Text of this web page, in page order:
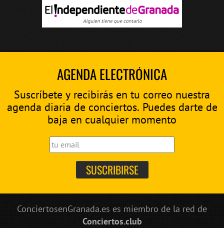
AGENDA ELECTRÓNICA
Suscríbete y recibirás en tu correo nuestra
agenda diaria de conciertos. Puedes darte de
baja en cualquier momento
ConciertosenGranada.es es miembro de la red de
Conciertos.club